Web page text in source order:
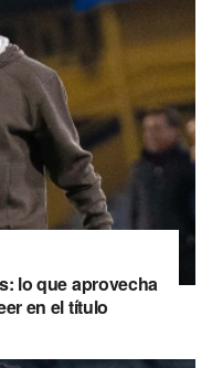
lo que aprovecha
en el título